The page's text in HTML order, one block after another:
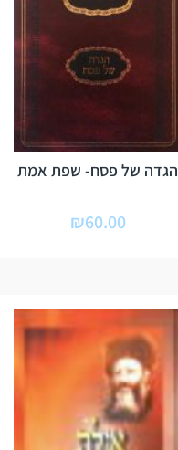
הגדה של פסח- שפת אמת
₪60.00